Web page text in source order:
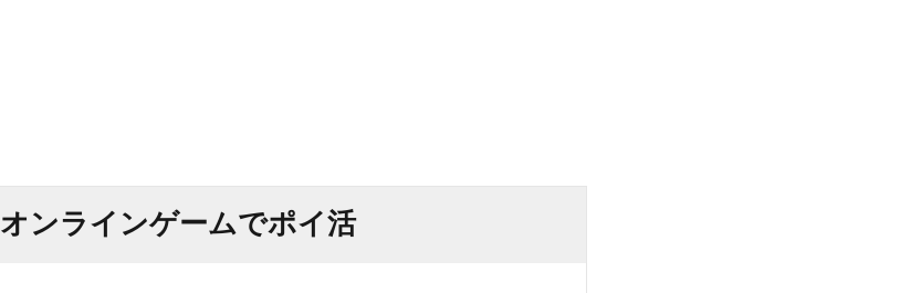
オンラインゲームでポイ活